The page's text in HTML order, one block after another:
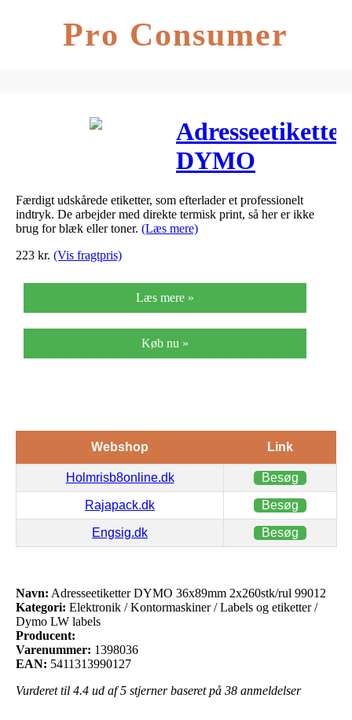
Pro Consumer
Adresseetiketter
DYMO
36x89mm
2x260stk/rul
Færdigt udskårede etiketter, som efterlader et professionelt
indtryk. De arbejder med direkte termisk print, så her er ikke
brug for blæk eller toner. (Læs mere)
223 kr. (Vis fragtpris)
Læs mere »
Køb nu »
Webshop Link
Holmrisb8online.dk Besøg
Rajapack.dk Besøg
Engsig.dk Besøg
Navn: Adresseetiketter DYMO 36x89mm 2x260stk/rul 99012
Kategori: Elektronik / Kontormaskiner / Labels og etiketter /
Dymo LW labels
Producent:
Varenummer: 1398036
EAN: 5411313990127
Vurderet til 4.4 ud af 5 stjerner baseret på 38 anmeldelser